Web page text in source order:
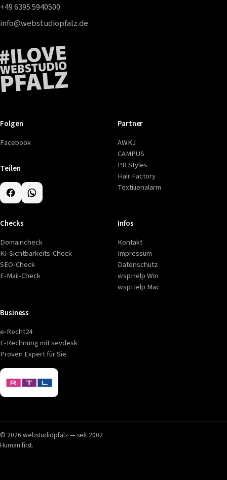
+49 6395 5940500
info@webstudiopfalz.de
Folgen
Facebook
Teilen
Partner
AWKJ
CAMPUS
PR Styles
Hair Factory
Textilienalarm
Checks
Domaincheck
KI-Sichtbarkeits-Check
SEO-Check
E-Mail-Check
Infos
Kontakt
Impressum
Datenschutz
wspHelp Win
wspHelp Mac
Business
e-Recht24
E-Rechnung mit sevdesk
Proven Expert für Sie
© 2026 webstudiopfalz — seit 2002
Human first.